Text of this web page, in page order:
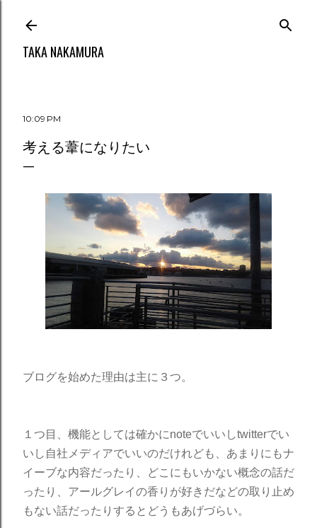
TAKA NAKAMURA
10:09 PM
考える葦になりたい
ブログを始めた理由は主に３つ。
１つ目、機能としては確かにnoteでいいしtwitterでい
いし自社メディアでいいのだけれども、あまりにもナ
イーブな内容だったり、どこにもいかない概念の話だ
ったり、アールグレイの香りが好きだなどの取り止め
もない話だったりするとどうもあげづらい。